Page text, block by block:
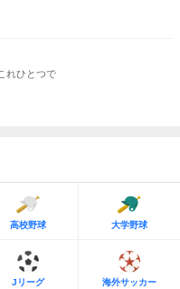
れひとつで
高校野球 大学野球
Jリーグ 海外サッカー